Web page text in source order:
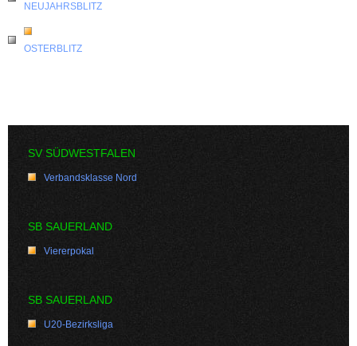
NEUJAHRSBLITZ
OSTERBLITZ
SV SÜDWESTFALEN
Verbandsklasse Nord
SB SAUERLAND
Viererpokal
SB SAUERLAND
U20-Bezirksliga